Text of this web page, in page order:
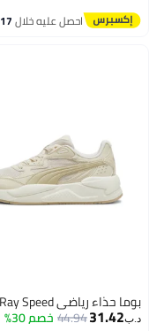
احصل عليه خلال17
بوما حذاء رياضي X-Ray Speed
د.ب‏31.42
44.94 خصم 30%